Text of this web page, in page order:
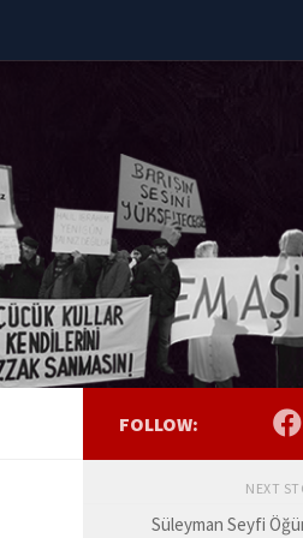
FOLLOW:
NEXT
Süleyman Seyfi